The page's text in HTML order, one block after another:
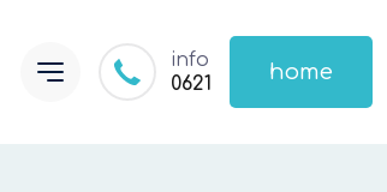
info
0621
home